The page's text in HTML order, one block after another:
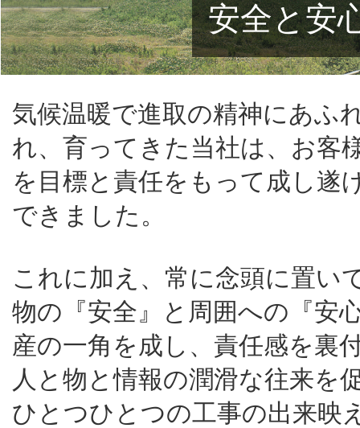
安全と安
気候温暖で進取の精神にあふ
れ、育ってきた当社は、お客
を目標と責任をもって成し遂
できました。
これに加え、常に念頭に置い
物の『安全』と周囲への『安
産の一角を成し、責任感を裏
人と物と情報の潤滑な往来を
ひとつひとつの工事の出来映